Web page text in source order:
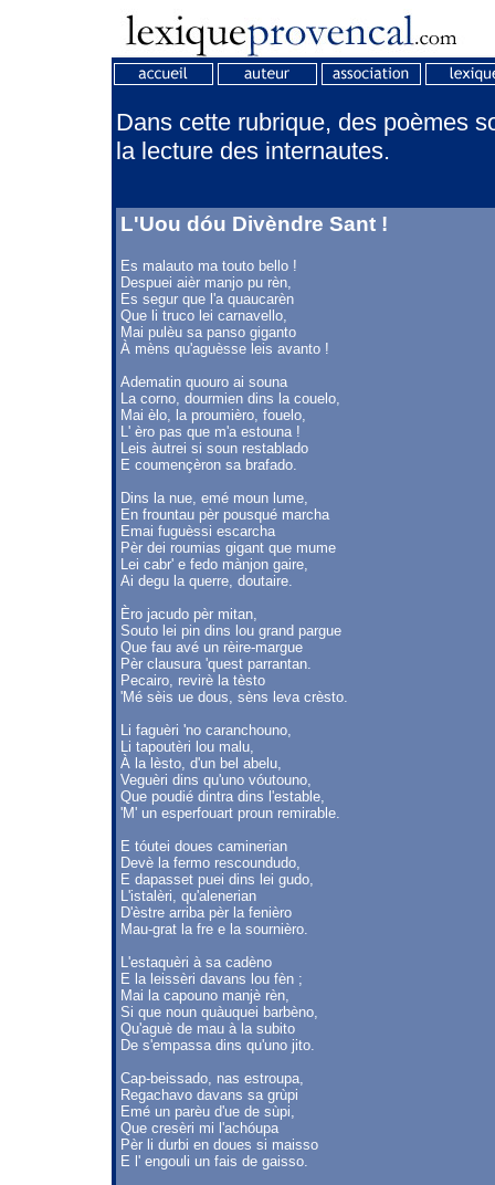
Dans cette rubrique, des poèmes
la lecture des internautes.
L'Uou dóu Divèndre Sant !
Es malauto ma touto bello !
Despuei aièr manjo pu rèn,
Es segur que l'a quaucarèn
Que li truco lei carnavello,
Mai pulèu sa panso giganto
À mèns qu'aguèsse leis avanto !
Adematin quouro ai souna
La corno, dourmien dins la couelo,
Mai èlo, la proumièro, fouelo,
L' èro pas que m'a estouna !
Leis àutrei si soun restablado
E coumençèron sa brafado.
Dins la nue, emé moun lume,
En frountau pèr pousqué marcha
Emai fuguèssi escarcha
Pèr dei roumias gigant que mume
Lei cabr' e fedo mànjon gaire,
Ai degu la querre, doutaire.
Èro jacudo pèr mitan,
Souto lei pin dins lou grand pargue
Que fau avé un rèire-margue
Pèr clausura 'quest parrantan.
Pecairo, revirè la tèsto
'Mé sèis ue dous, sèns leva crèsto.
Li faguèri 'no caranchouno,
Li tapoutèri lou malu,
À la lèsto, d'un bel abelu,
Veguèri dins qu'uno vóutouno,
Que poudié dintra dins l'estable,
'M' un esperfouart proun remirable.
E tóutei doues caminerian
Devè la fermo rescoundudo,
E dapasset puei dins lei gudo,
L'istalèri, qu'alenerian
D'èstre arriba pèr la fenièro
Mau-grat la fre e la sournièro.
L'estaquèri à sa cadèno
E la leissèri davans lou fèn ;
Mai la capouno manjè rèn,
Si que noun quàuquei barbèno,
Qu'aguè de mau à la subito
De s'empassa dins qu'uno jito.
Cap-beissado, nas estroupa,
Regachavo davans sa grùpi
Emé un parèu d'ue de sùpi,
Que cresèri mi l'achóupa
Pèr li durbi en doues si maisso
E l' engouli un fais de gaisso.